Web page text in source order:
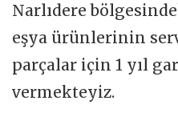
Narlıdere
eşya ürünlerinin
parçalar için 1 yıl
vermekteyiz.